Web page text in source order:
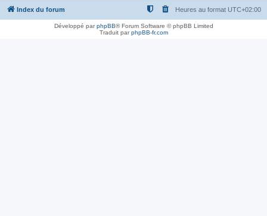
Index du forum Heures au format UTC+02:00
Développé parphpBB® Forum Software © phpBB Limited
Traduit parphpBB-fr.com